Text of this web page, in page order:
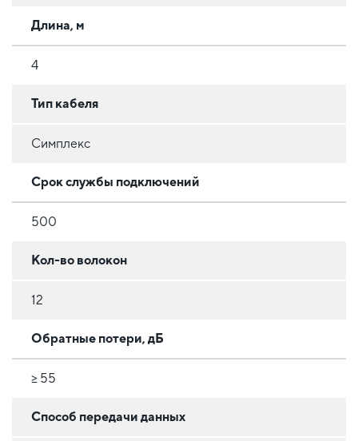
Длина, м
4
Тип кабеля
Симплекс
Срок службы подключений
500
Кол-во волокон
12
Обратные потери, дБ
≥ 55
Способ передачи данных